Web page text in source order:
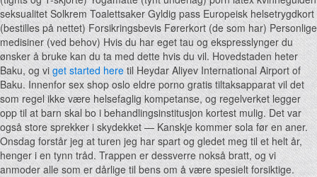
seksualitet Solkrem Toalettsaker Gyldig pass Europeisk helsetrygdkort
(bestilles på nettet) Forsikringsbevis Førerkort (de som har) Personlige
medisiner (ved behov) Hvis du har eget tau og ekspresslynger du
ønsker å bruke kan du ta med dette hvis du vil. Hovedstaden heter
Baku, og vi get started heretil Heydar Aliyev International Airport of
Baku. Innenfor sex shop oslo eldre porno gratis tiltaksapparat vil det
som regel ikke være helsefaglig kompetanse, og regelverket legger
opp til at barn skal bo i behandlingsinstitusjon kortest mulig. Det var
også store sprekker i skydekket — Kanskje kommer sola før en aner.
Onsdag forstår jeg at turen jeg har spart og gledet meg til et helt år,
henger i en tynn tråd. Trappen er dessverre nokså bratt, og vi
anmoder alle som er dårlige til bens om å være spesielt forsiktige.